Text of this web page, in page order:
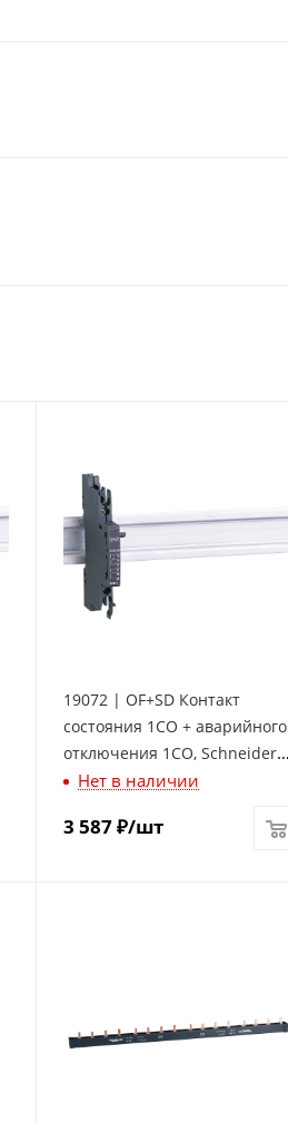
19072 | OF+SD Контакт
состояния 1СО + аварийного
отключения 1СО, Schneider
Electric
Нет в наличии
3 587₽/шт